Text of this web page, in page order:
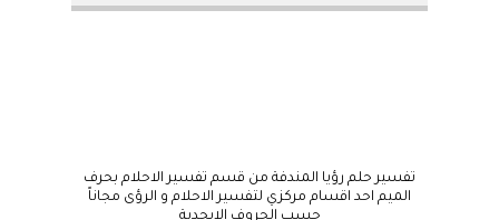
تفسير حلم رؤيا المندفة من قسم تفسير الاحلام بحرف
الميم احد اقسام مركزي لتفسير الاحلام و الرؤى مجاناً
حسب الحروف الابجدية